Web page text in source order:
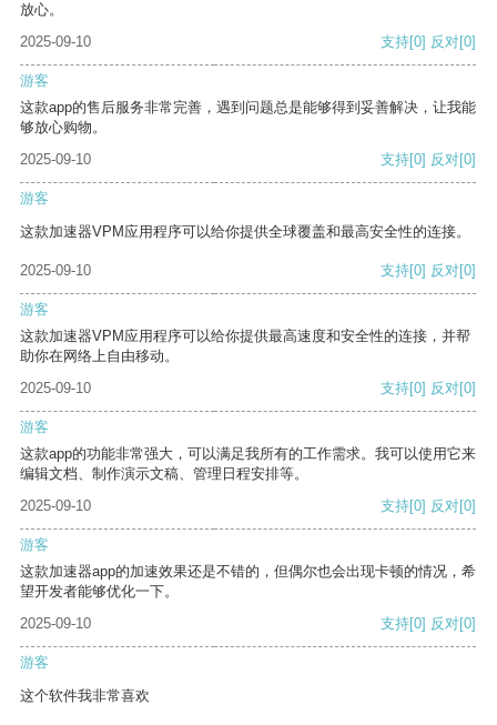
放心。
2025-09-10
支持[0] 反对[0]
游客
这款app的售后服务非常完善，遇到问题总是能够得到妥善解决，让我能
够放心购物。
2025-09-10
支持[0] 反对[0]
游客
这款加速器VPM应用程序可以给你提供全球覆盖和最高安全性的连接。
2025-09-10 支持[0] 反对[0]
游客
这款加速器VPM应用程序可以给你提供最高速度和安全性的连接，并帮
助你在网络上自由移动。
2025-09-10
支持[0] 反对[0]
游客
这款app的功能非常强大，可以满足我所有的工作需求。我可以使用它来
编辑文档、制作演示文稿、管理日程安排等。
2025-09-10
支持[0] 反对[0]
游客
这款加速器app的加速效果还是不错的，但偶尔也会出现卡顿的情况，希
望开发者能够优化一下。
2025-09-10
支持[0] 反对[0]
游客
这个软件我非常喜欢